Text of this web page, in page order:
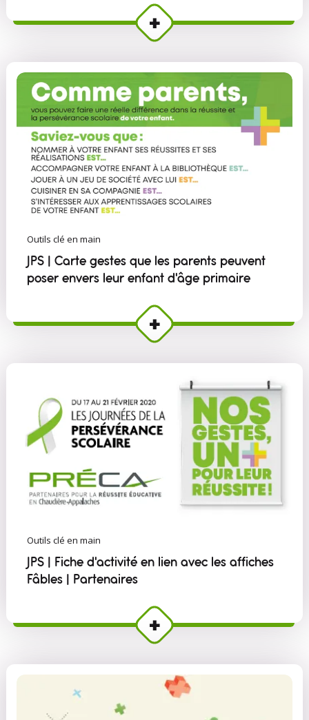
Outils clé en main
JPS | Carte gestes que les parents peuvent
poser envers leur enfant d'âge primaire
Outils clé en main
JPS | Fiche d'activité en lien avec les affiches
Fâbles | Partenaires